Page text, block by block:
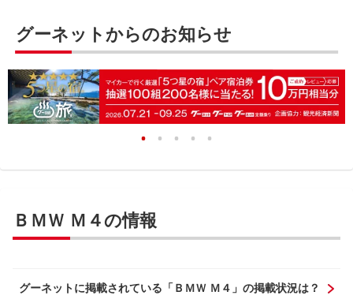
グーネットからのお知らせ
ＢＭＷ Ｍ４の情報
グーネットに掲載されている「ＢＭＷ Ｍ４」の掲載状況は？